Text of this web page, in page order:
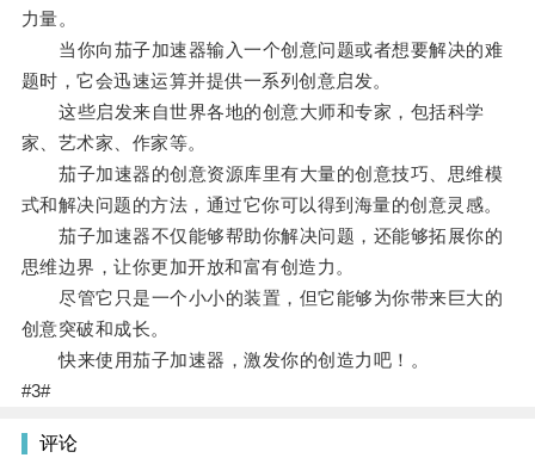
力量。
当你向茄子加速器输入一个创意问题或者想要解决的难
题时，它会迅速运算并提供一系列创意启发。
这些启发来自世界各地的创意大师和专家，包括科学
家、艺术家、作家等。
茄子加速器的创意资源库里有大量的创意技巧、思维模
式和解决问题的方法，通过它你可以得到海量的创意灵感。
茄子加速器不仅能够帮助你解决问题，还能够拓展你的
思维边界，让你更加开放和富有创造力。
尽管它只是一个小小的装置，但它能够为你带来巨大的
创意突破和成长。
快来使用茄子加速器，激发你的创造力吧！。
#3#
评论